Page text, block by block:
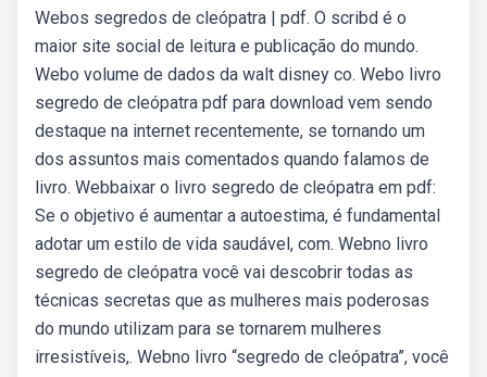
Webos segredos de cleópatra | pdf. O scribd é o
maior site social de leitura e publicação do mundo.
Webo volume de dados da walt disney co. Webo livro
segredo de cleópatra pdf para download vem sendo
destaque na internet recentemente, se tornando um
dos assuntos mais comentados quando falamos de
livro. Webbaixar o livro segredo de cleópatra em pdf:
Se o objetivo é aumentar a autoestima, é fundamental
adotar um estilo de vida saudável, com. Webno livro
segredo de cleópatra você vai descobrir todas as
técnicas secretas que as mulheres mais poderosas
do mundo utilizam para se tornarem mulheres
irresistíveis,. Webno livro “segredo de cleópatra”, você